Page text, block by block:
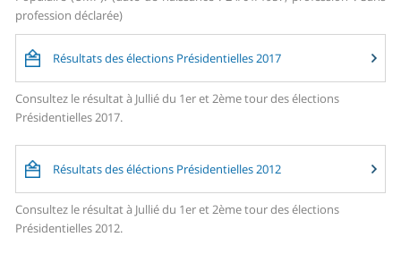
profession déclarée)
Résultats des élections Présidentielles 2017
Consultez le résultat à Jullié du 1er et 2ème tour des élections
Présidentielles 2017.
Résultats des éléctions Présidentielles 2012
Consultez le résultat à Jullié du 1er et 2ème tour des élections
Présidentielles 2012.